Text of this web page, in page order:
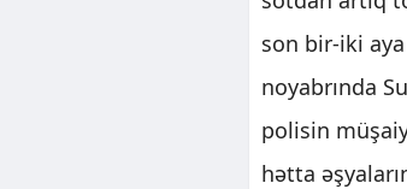
son bir-iki
noyabrında
polisin
hətta